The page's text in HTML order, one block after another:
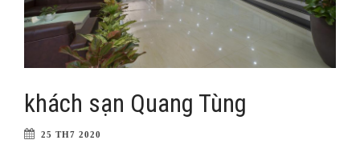
khách sạn Quang Tùng
25 TH7 2020